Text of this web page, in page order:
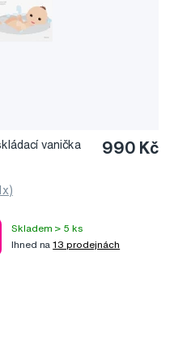
vanička
990 Kč
Skladem > 5 ks
Ihned na13 prodejnách